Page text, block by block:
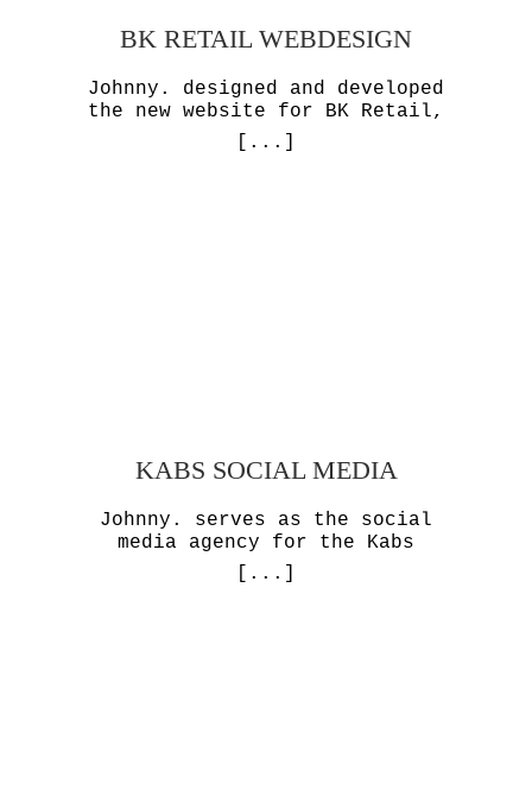
BK RETAIL WEBDESIGN
Johnny. designed and developed
the new website for BK Retail,
[...]
KABS SOCIAL MEDIA
Johnny. serves as the social
media agency for the Kabs
[...]